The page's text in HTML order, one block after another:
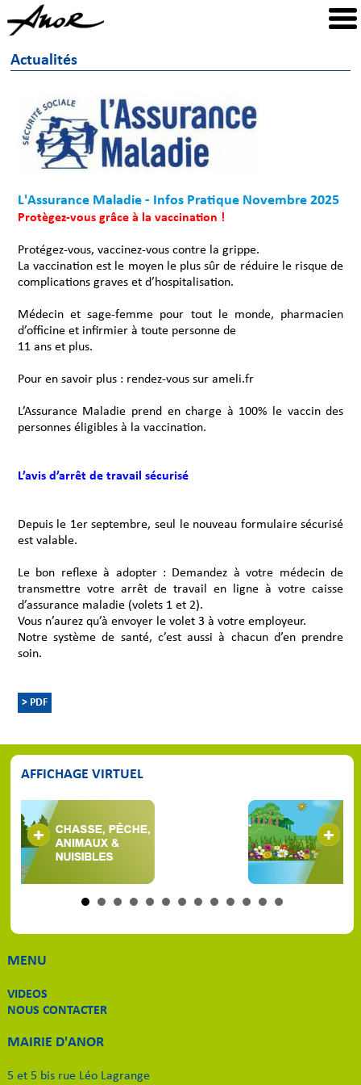
Actualités
L'Assurance Maladie - Infos Pratique Novembre 2025
Protègez-vous grâce à la vaccination !
Protégez-vous, vaccinez-vous contre la grippe.
La vaccination est le moyen le plus sûr de réduire le risque de
complications graves et d’hospitalisation.
Médecin et sage-femme pour tout le monde, pharmacien
d’officine et infirmier à toute personne de
11 ans et plus.
Pour en savoir plus : rendez-vous sur ameli.fr
L’Assurance Maladie prend en charge à 100% le vaccin des
personnes éligibles à la vaccination.
L’avis d’arrêt de travail sécurisé
Depuis le 1er septembre, seul le nouveau formulaire sécurisé
est valable.
Le bon reflexe à adopter : Demandez à votre médecin de
transmettre votre arrêt de travail en ligne à votre caisse
d’assurance maladie (volets 1 et 2).
Vous n’aurez qu’à envoyer le volet 3 à votre employeur.
Notre système de santé, c’est aussi à chacun d’en prendre
soin.
> PDF
AFFICHAGE VIRTUEL
MENU
VIDEOS
NOUS CONTACTER
MAIRIE D'ANOR
5 et 5 bis rue Léo Lagrange